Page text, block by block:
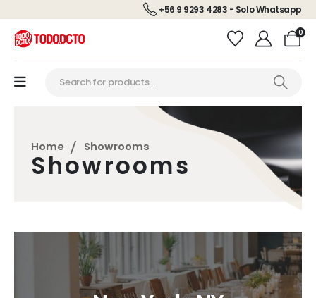
+56 9 9293 4283 - Solo Whatsapp
0
Home Showrooms
Showrooms